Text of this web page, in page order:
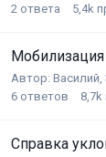
2 ответа 5,4k
Автор: Василий
6 ответов 8,7k
Справка